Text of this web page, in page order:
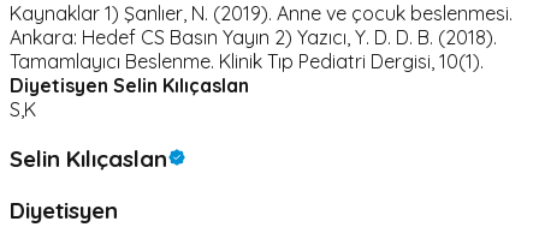
Kaynaklar 1) Şanlıer, N. (2019). Anne ve çocuk beslenmesi.
Ankara: Hedef CS Basın Yayın 2) Yazıcı, Y. D. D. B. (2018).
Tamamlayıcı Beslenme. Klinik Tıp Pediatri Dergisi, 10(1).
Diyetisyen Selin Kılıçaslan
S,K
Selin Kılıçaslan
Diyetisyen